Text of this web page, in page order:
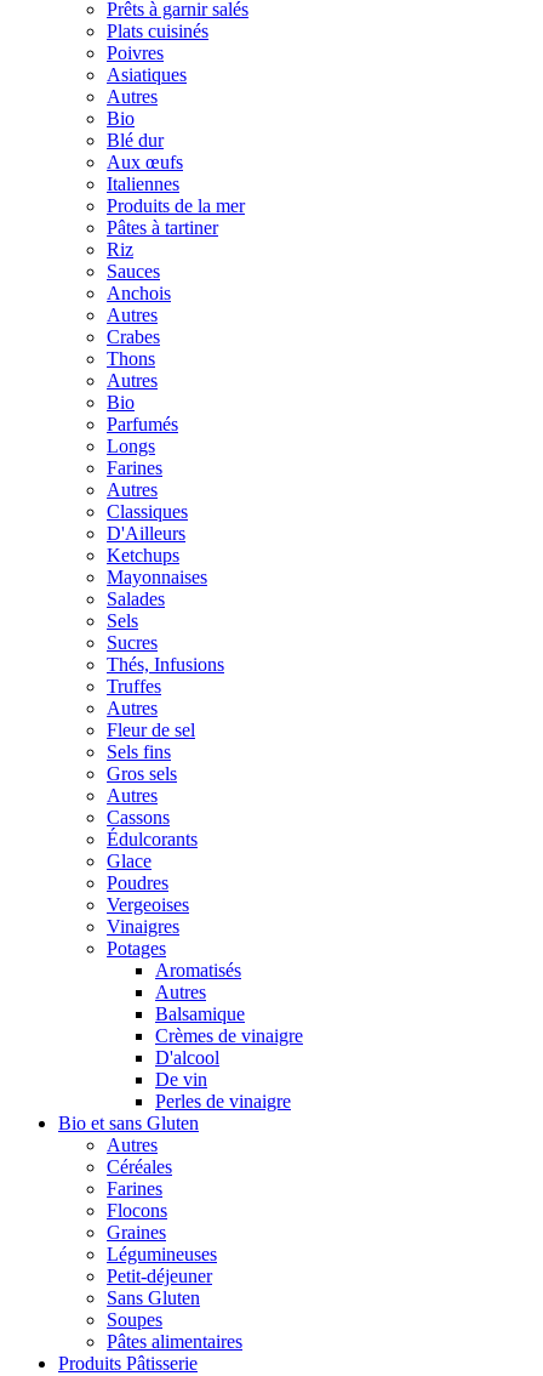
Prêts à garnir salés
Plats cuisinés
Poivres
Asiatiques
Autres
Bio
Blé dur
Aux œufs
Italiennes
Produits de la mer
Pâtes à tartiner
Riz
Sauces
Anchois
Autres
Crabes
Thons
Autres
Bio
Parfumés
Longs
Farines
Autres
Classiques
D'Ailleurs
Ketchups
Mayonnaises
Salades
Sels
Sucres
Thés, Infusions
Truffes
Autres
Fleur de sel
Sels fins
Gros sels
Autres
Cassons
Édulcorants
Glace
Poudres
Vergeoises
Vinaigres
Potages
Aromatisés
Autres
Balsamique
Crèmes de vinaigre
D'alcool
De vin
Perles de vinaigre
Bio et sans Gluten
Autres
Céréales
Farines
Flocons
Graines
Légumineuses
Petit-déjeuner
Sans Gluten
Soupes
Pâtes alimentaires
Produits Pâtisserie